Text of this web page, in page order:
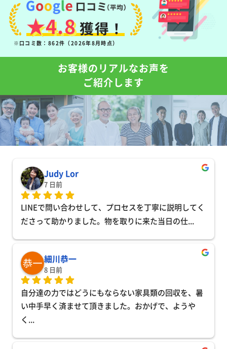
★4.8獲得！
※口コミ数：862件（2026年8月時点）
お客様のリアルなお声を
ご紹介します
Judy Lor
7 日前
LINEで問い合わせして、プロセスを丁寧に説明してく
ださって助かりました。物を取りに来た当日の仕...
細川恭一
8 日前
自分達の力ではどうにもならない家具類の回収を、暑
い中手早く済ませて頂きました。おかげで、ようや
く ...